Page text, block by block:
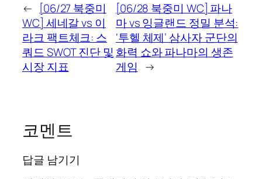
← [06/27 북중미
WC] 세네갈 vs 이
라크 팩트체크: 스
쿼드 SWOT 진단 및
시장 지표
[06/28 북중미 WC] 파나
마 vs 잉글랜드 정밀 분석:
‘투헬 체제’ 삼사자 군단의
화력 쇼와 파나마의 생존
게임
→
코멘트
답글 남기기